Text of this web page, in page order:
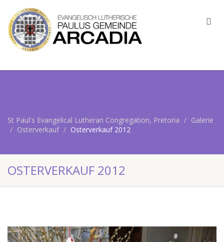
St Paul's Evangelical Lutheran Congregation, Pretoria
Galerie
Osterverkauf
Osterverkauf 2012
OSTERVERKAUF 2012